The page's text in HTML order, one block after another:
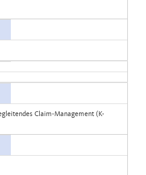
Claim-Management (K-